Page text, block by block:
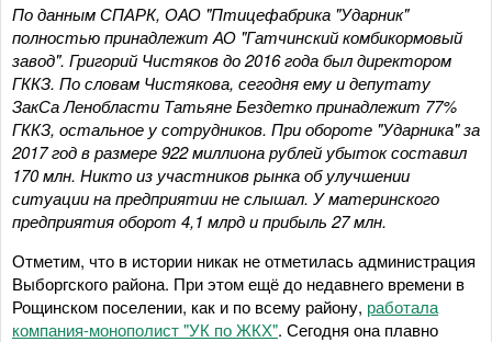
По данным СПАРК, ОАО "Птицефабрика "Ударник"
полностью принадлежит АО "Гатчинский комбикормовый
завод". Григорий Чистяков до 2016 года был директором
ГККЗ. По словам Чистякова, сегодня ему и депутату
ЗакСа Ленобласти Татьяне Бездетко принадлежит 77%
ГККЗ, остальное у сотрудников. При обороте "Ударника" за
2017 год в размере 922 миллиона рублей убыток составил
170 млн. Никто из участников рынка об улучшении
ситуации на предприятии не слышал. У материнского
предприятия оборот 4,1 млрд и прибыль 27 млн.
Отметим, что в истории никак не отметилась администрация
Выборгского района. При этом ещё до недавнего времени в
Рощинском поселении, как и по всему району, работала
компания-монополист "УК по ЖКХ". Сегодня она плавно